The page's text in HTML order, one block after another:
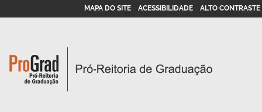
MAPA DO SITE ACESSIBILIDADE ALTO CONTRASTE